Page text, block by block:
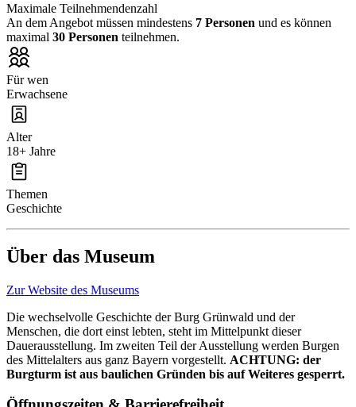
Maximale Teilnehmendenzahl
An dem Angebot müssen mindestens 7 Personen und es können
maximal 30 Personen teilnehmen.
Für wen
Erwachsene
Alter
18+ Jahre
Themen
Geschichte
Über das Museum
Zur Website des Museums
Die wechselvolle Geschichte der Burg Grünwald und der
Menschen, die dort einst lebten, steht im Mittelpunkt dieser
Dauerausstellung. Im zweiten Teil der Ausstellung werden Burgen
des Mittelalters aus ganz Bayern vorgestellt. ACHTUNG: der
Burgturm ist aus baulichen Gründen bis auf Weiteres gesperrt.